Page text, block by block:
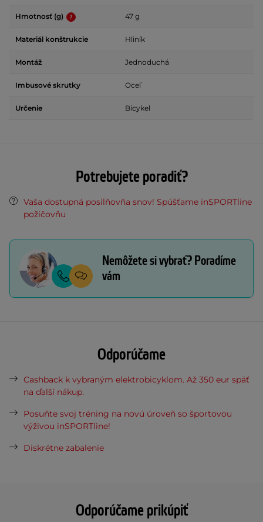
Odporúčame prikúpiť
Hmotnosť (g) 47 g
Materiál konštrukcie Hliník
Montáž Jednoduchá
Imbusové skrutky Oceľ
Určenie Bicykel
Potrebujete poradiť?
Vaša dostupná posilňovňa snov! Spúšťame inSPORTline
požičovňu
Nemôžete si vybrať? Poradíme
vám
Odporúčame
Cashback k vybraným elektrobicyklom. Až 350 eur späť
na ďalší nákup.
Posuňte svoj tréning na novú úroveň so športovou
výživou inSPORTline!
Diskrétne zabalenie